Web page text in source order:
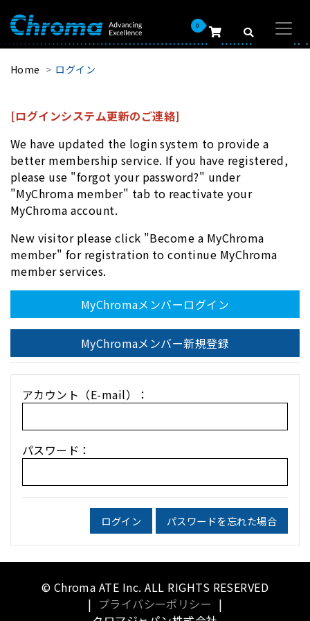
0
Home ログイン
[ログインシステム更新のご連絡]
We have updated the login system to provide a
better membership service. If you have registered,
please use "forgot your password?" under
"MyChroma member" tab to reactivate your
MyChroma account.
New visitor please click "Become a MyChroma
member" for registration to continue MyChroma
member services.
MyChromaメンバーログイン
MyChromaメンバー新規登録
アカウント（E-mail）：
パスワード：
ログイン パスワードを忘れた場合
© Chroma ATE Inc. ALL RIGHTS RESERVED
| プライバシーポリシー |